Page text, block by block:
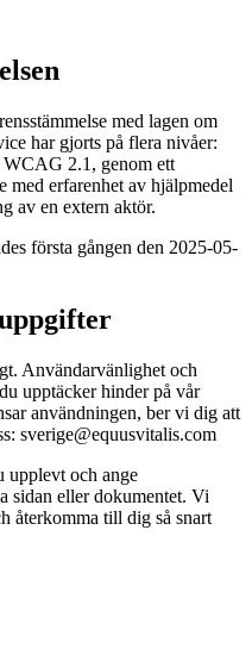
med lagen om
har gjorts på flera nivåer:
WCAG 2.1, genom ett
med erfarenhet av hjälpmedel
av en extern aktör.
första gången den 2025-05-
Användarvänlighet och
upptäcker hinder på vår
användningen, ber vi dig att
sverige@equusvitalis.com
upplevt och ange
sidan eller dokumentet. Vi
återkomma till dig så snart